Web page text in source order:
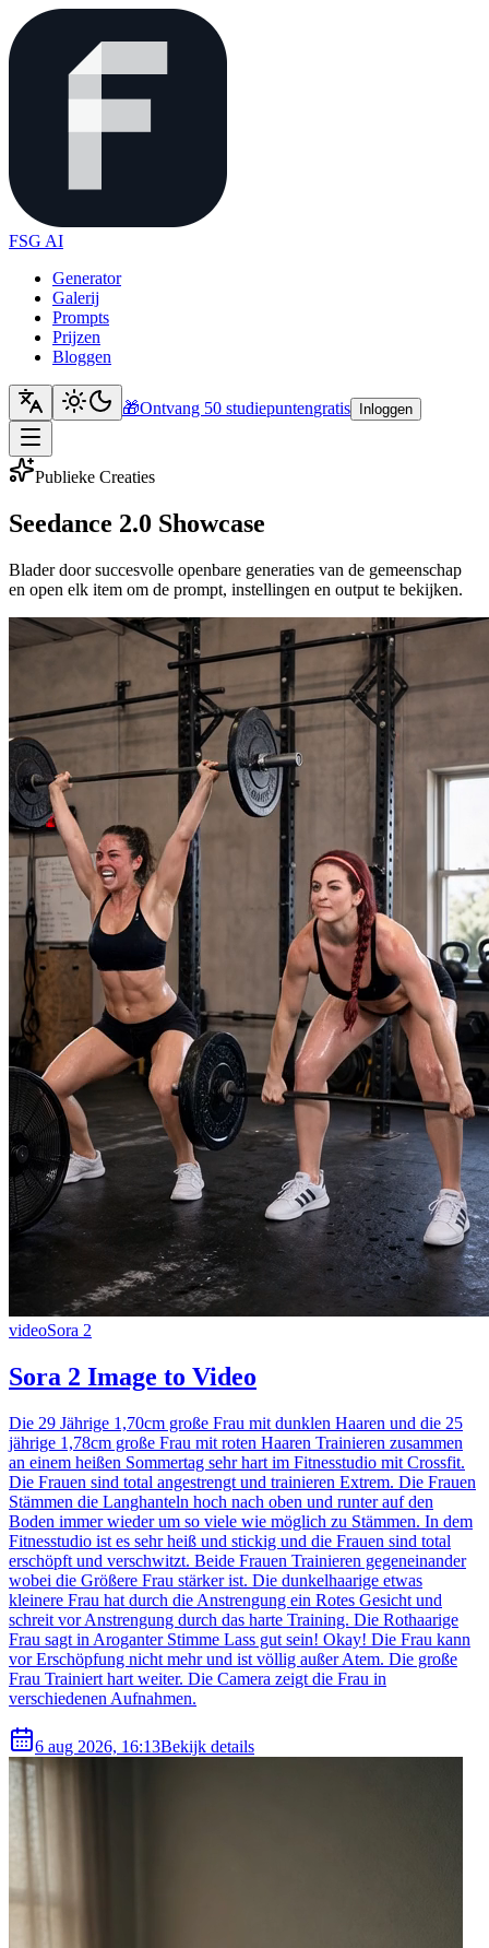
FSG AI
Generator
Galerij
Prompts
Prijzen
Bloggen
🎁Ontvang 50 studiepuntengratis Inloggen
Publieke Creaties
Seedance 2.0 Showcase
Blader door succesvolle openbare generaties van de gemeenschap
en open elk item om de prompt, instellingen en output te bekijken.
videoSora 2
Sora 2 Image to Video
Die 29 Jährige 1,70cm große Frau mit dunklen Haaren und die 25
jährige 1,78cm große Frau mit roten Haaren Trainieren zusammen
an einem heißen Sommertag sehr hart im Fitnesstudio mit Crossfit.
Die Frauen sind total angestrengt und trainieren Extrem. Die Frauen
Stämmen die Langhanteln hoch nach oben und runter auf den
Boden immer wieder um so viele wie möglich zu Stämmen. In dem
Fitnesstudio ist es sehr heiß und stickig und die Frauen sind total
erschöpft und verschwitzt. Beide Frauen Trainieren gegeneinander
wobei die Größere Frau stärker ist. Die dunkelhaarige etwas
kleinere Frau hat durch die Anstrengung ein Rotes Gesicht und
schreit vor Anstrengung durch das harte Training. Die Rothaarige
Frau sagt in Aroganter Stimme Lass gut sein! Okay! Die Frau kann
vor Erschöpfung nicht mehr und ist völlig außer Atem. Die große
Frau Trainiert hart weiter. Die Camera zeigt die Frau in
verschiedenen Aufnahmen.
6 aug 2026, 16:13Bekijk details